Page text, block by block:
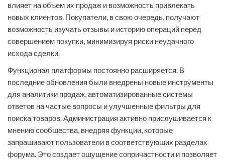
влияет на объем их продаж и возможность привлекать
новых клиентов. Покупатели, в свою очередь, получают
возможность изучать отзывы и историю операций перед
совершением покупки, минимизируя риски неудачного
исхода сделки.
Функционал платформы постоянно расширяется. В
последние обновления были внедрены новые инструменты
для аналитики продаж, автоматизированные системы
ответов на частые вопросы и улучшенные фильтры для
поиска товаров. Администрация активно прислушивается к
мнению сообщества, внедряя функции, которые
запрашивают пользователи в соответствующих разделах
форума. Это создает ощущение сопричастности и позволяет